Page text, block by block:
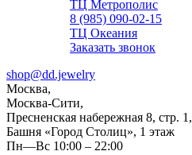
ТЦ Метрополис
8 (985) 090-02-15
ТЦ Океания
Заказать звонок
shop@dd.jewelry
Москва,
Москва-Сити,
Пресненская набережная 8, стр. 1,
Башня «Город Столиц», 1 этаж
Пн—Вс 10:00 – 22:00